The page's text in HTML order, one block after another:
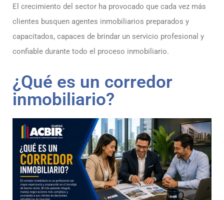
El crecimiento del sector ha provocado que cada vez más
clientes busquen agentes inmobiliarios preparados y
capacitados, capaces de brindar un servicio profesional y
confiable durante todo el proceso inmobiliario.
¿Qué es un corredor
inmobiliario?